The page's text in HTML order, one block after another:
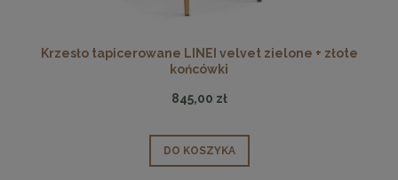
Krzesło tapicerowane LINEI velvet zielone + złote
końcówki
845,00 zł
DO KOSZYKA